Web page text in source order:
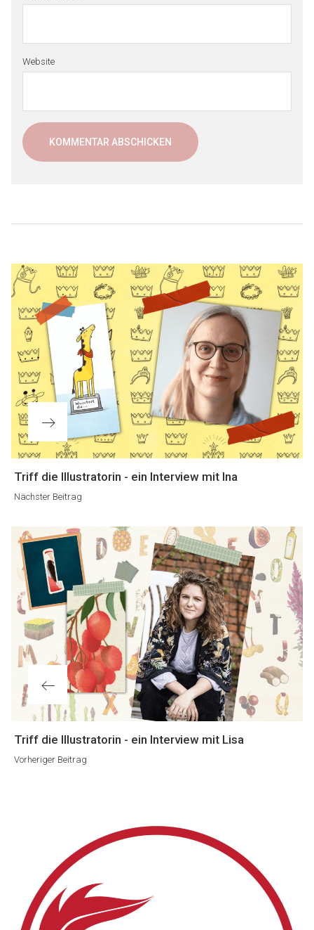
Website
Beitragsnavigation
Nächster
Beitrag
Triff die Illustratorin - ein Interview mit Ina
Nächster Beitrag
Vorheriger
Beitrag
Triff die Illustratorin - ein Interview mit Lisa
Vorheriger Beitrag